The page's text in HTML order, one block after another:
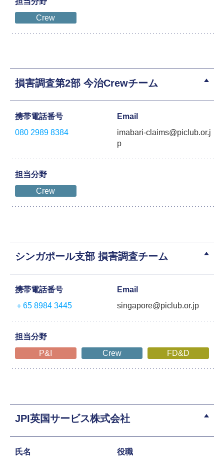
Crew
損害調査第2部 今治Crewチーム
携帯電話番号
080 2989 8384
Email
imabari-claims@piclub.or.j
p
担当分野
Crew
シンガポール支部 損害調査チーム
携帯電話番号
＋65 8984 3445
Email
singapore@piclub.or.jp
担当分野
P&I
Crew FD&D
JPI英国サービス株式会社
氏名 役職